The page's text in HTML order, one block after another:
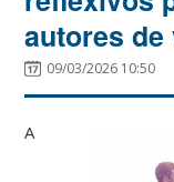
autores de
09/03/2026 10:50
A